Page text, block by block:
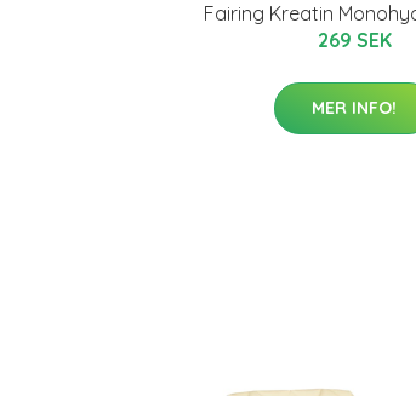
Fairing Kreatin
269 SEK
MER INFO!